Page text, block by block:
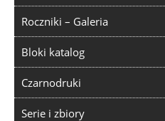
Roczniki – Galeria
Bloki katalog
Czarnodruki
Serie i zbiory